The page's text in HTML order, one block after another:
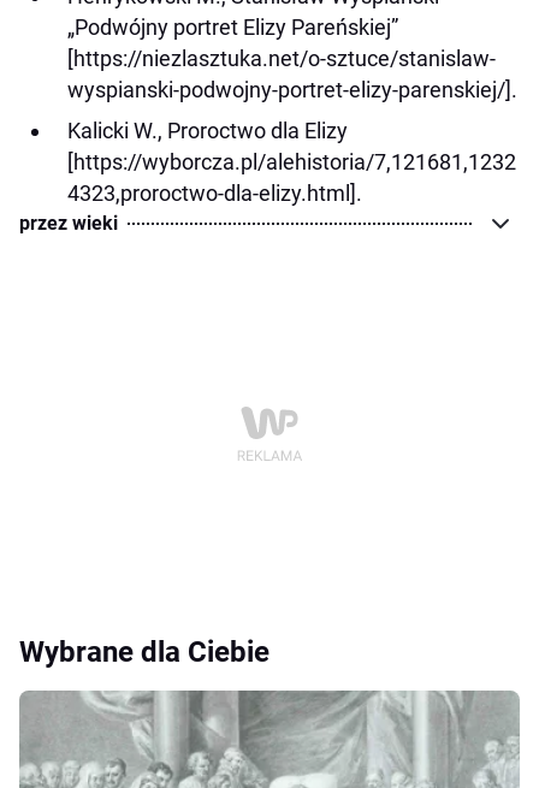
„Podwójny portret Elizy Pareńskiej”
[https://niezlasztuka.net/o-sztuce/stanislaw-
wyspianski-podwojny-portret-elizy-parenskiej/].
Kalicki W., Proroctwo dla Elizy
[https://wyborcza.pl/alehistoria/7,121681,1232
4323,proroctwo-dla-elizy.html].
przez wieki
Wybrane dla Ciebie